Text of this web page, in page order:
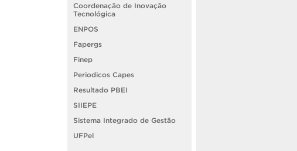
Coordenação de Inovação
Tecnológica
ENPOS
Fapergs
Finep
Periodicos Capes
Resultado PBEI
SIIEPE
Sistema Integrado de Gestão
UFPel